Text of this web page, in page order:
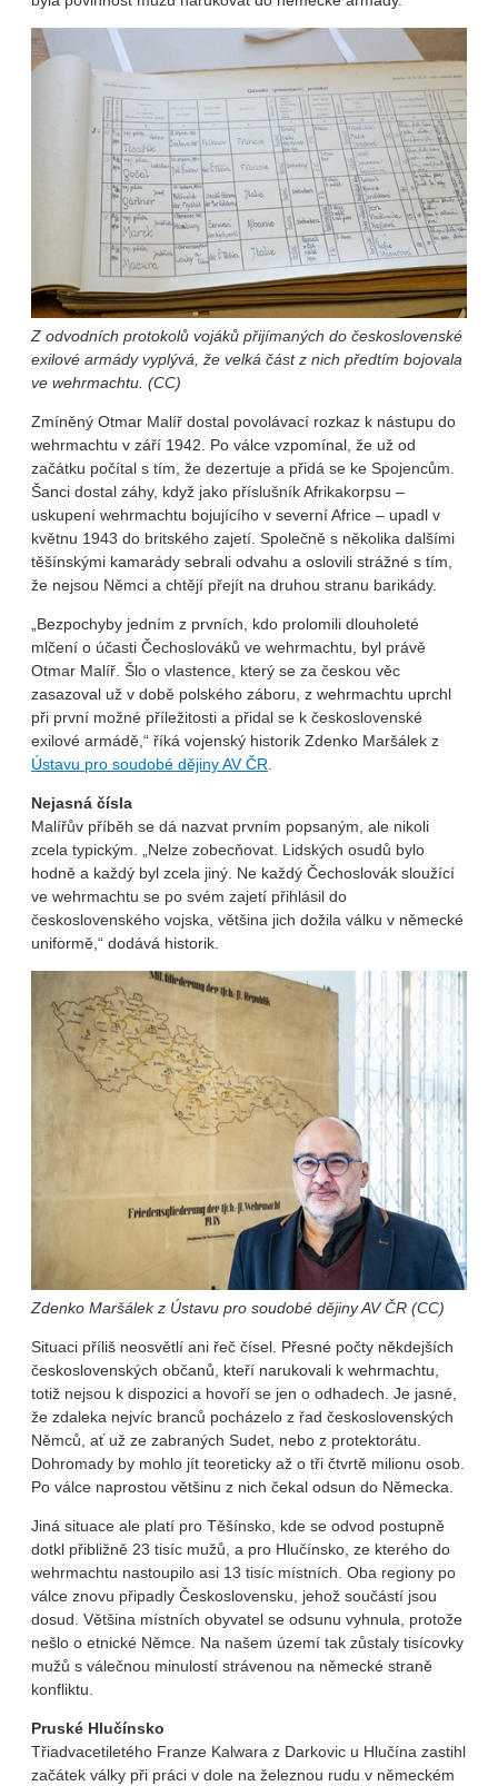
Z odvodních protokolů vojáků přijímaných do československé
exilové armády vyplývá, že velká část z nich předtím bojovala
ve wehrmachtu. (CC)
Zmíněný Otmar Malíř dostal povolávací rozkaz k nástupu do
wehrmachtu v září 1942. Po válce vzpomínal, že už od
začátku počítal s tím, že dezertuje a přidá se ke Spojencům.
Šanci dostal záhy, když jako příslušník Afrikakorpsu –
uskupení wehrmachtu bojujícího v severní Africe – upadl v
květnu 1943 do britského zajetí. Společně s několika dalšími
těšínskými kamarády sebrali odvahu a oslovili strážné s tím,
že nejsou Němci a chtějí přejít na druhou stranu barikády.
„Bezpochyby jedním z prvních, kdo prolomili dlouholeté
mlčení o účasti Čechoslováků ve wehrmachtu, byl právě
Otmar Malíř. Šlo o vlastence, který se za českou věc
zasazoval už v době polského záboru, z wehrmachtu uprchl
při první možné příležitosti a přidal se k československé
exilové armádě,“ říká vojenský historik Zdenko Maršálek z
Ústavu pro soudobé dějiny AV ČR
Nejasná čísla
Malířův příběh se dá nazvat prvním popsaným, ale nikoli
zcela typickým. „Nelze zobecňovat. Lidských osudů bylo
hodně a každý byl zcela jiný. Ne každý Čechoslovák sloužící
ve wehrmachtu se po svém zajetí přihlásil do
československého vojska, většina jich dožila válku v německé
uniformě,“ dodává historik.
Zdenko Maršálek z Ústavu pro soudobé dějiny AV ČR (CC)
Situaci příliš neosvětlí ani řeč čísel. Přesné počty někdejších
československých občanů, kteří narukovali k wehrmachtu,
totiž nejsou k dispozici a hovoří se jen o odhadech. Je jasné,
že zdaleka nejvíc branců pocházelo z řad československých
Němců, ať už ze zabraných Sudet, nebo z protektorátu.
Dohromady by mohlo jít teoreticky až o tři čtvrtě milionu osob.
Po válce naprostou většinu z nich čekal odsun do Německa.
Jiná situace ale platí pro Těšínsko, kde se odvod postupně
dotkl přibližně 23 tisíc mužů, a pro Hlučínsko, ze kterého do
wehrmachtu nastoupilo asi 13 tisíc místních. Oba regiony po
válce znovu připadly Československu, jehož součástí jsou
dosud. Většina místních obyvatel se odsunu vyhnula, protože
nešlo o etnické Němce. Na našem území tak zůstaly tisícovky
mužů s válečnou minulostí strávenou na německé straně
konfliktu.
Pruské Hlučínsko
Třiadvacetiletého Franze Kalwara z Darkovic u Hlučína zastihl
začátek války při práci v dole na železnou rudu v německém